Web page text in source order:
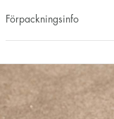
Förpackningsinfo